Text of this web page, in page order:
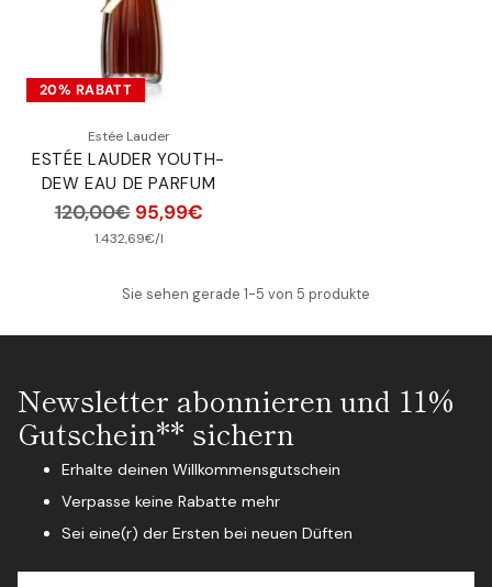
20% RABATT
Estée Lauder
ESTÉE LAUDER YOUTH-
DEW EAU DE PARFUM
Normaler
Preis
120,00€ 95,99€
Stückpreis
1.432,69€/
pro l
Sie sehen gerade 1-5 von 5 produkte
Newsletter abonnieren und 11%
Gutschein** sichern
Erhalte deinen Willkommensgutschein
Verpasse keine Rabatte mehr
Sei eine(r) der Ersten bei neuen Düften